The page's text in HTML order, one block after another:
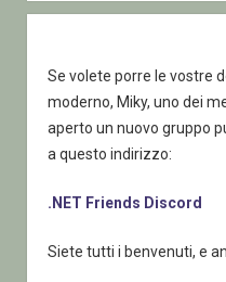
Se volete porre le vostre
moderno, Miky, uno dei
aperto un nuovo gruppo
a questo indirizzo:
.NET Friends Discord
Siete tutti i benvenuti, e